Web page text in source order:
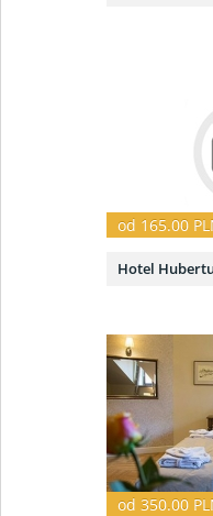
od 165.00
Hotel
od 350.00